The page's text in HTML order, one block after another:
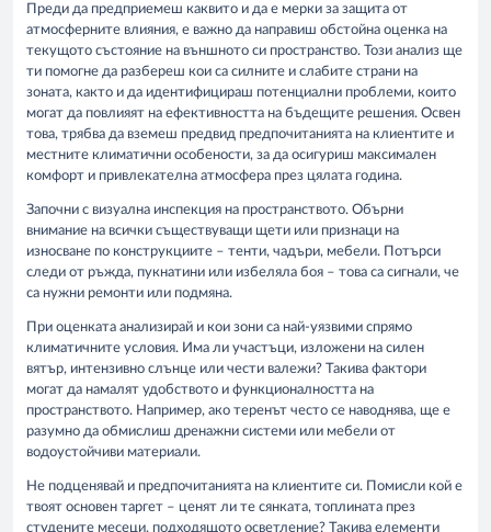
Преди да предприемеш каквито и да е мерки за защита от
атмосферните влияния, е важно да направиш обстойна оценка на
текущото състояние на външното си пространство. Този анализ ще
ти помогне да разбереш кои са силните и слабите страни на
зоната, както и да идентифицираш потенциални проблеми, които
могат да повлияят на ефективността на бъдещите решения. Освен
това, трябва да вземеш предвид предпочитанията на клиентите и
местните климатични особености, за да осигуриш максимален
комфорт и привлекателна атмосфера през цялата година.
Започни с визуална инспекция на пространството. Обърни
внимание на всички съществуващи щети или признаци на
износване по конструкциите – тенти, чадъри, мебели. Потърси
следи от ръжда, пукнатини или избеляла боя – това са сигнали, че
са нужни ремонти или подмяна.
При оценката анализирай и кои зони са най-уязвими спрямо
климатичните условия. Има ли участъци, изложени на силен
вятър, интензивно слънце или чести валежи? Такива фактори
могат да намалят удобството и функционалността на
пространството. Например, ако теренът често се наводнява, ще е
разумно да обмислиш дренажни системи или мебели от
водоустойчиви материали.
Не подценявай и предпочитанията на клиентите си. Помисли кой е
твоят основен таргет – ценят ли те сянката, топлината през
студените месеци, подходящото осветление? Такива елементи